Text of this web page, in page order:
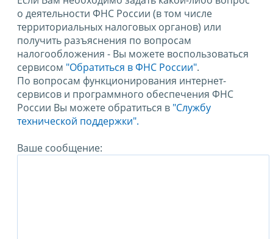
о деятельности ФНС России (в том числе
территориальных налоговых органов) или
получить разъяснения по вопросам
налогообложения - Вы можете воспользоваться
сервисом "Обратиться в ФНС России".
По вопросам функционирования интернет-
сервисов и программного обеспечения ФНС
России Вы можете обратиться в "Службу
технической поддержки".
Ваше сообщение: